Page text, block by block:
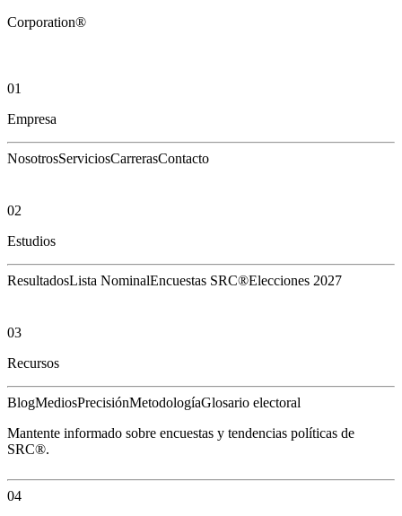
Corporation®
01
Empresa
NosotrosServiciosCarrerasContacto
02
Estudios
ResultadosLista NominalEncuestas SRC®Elecciones 2027
03
Recursos
BlogMediosPrecisiónMetodologíaGlosario electoral
Mantente informado sobre encuestas y tendencias políticas de
SRC®.
04